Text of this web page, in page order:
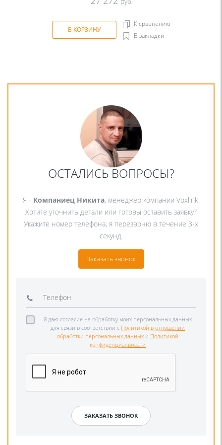
В КОРЗИНУ
К сравнению
В закладки
ОСТАЛИСЬ ВОПРОСЫ?
Я - Компаниец Никита, менеджер компании Voxlink.
Хотите уточнить детали или готовы оставить заявку?
Укажите номер телефона, я перезвоню в течение 3-х
секунд.
Заказать звонок
Я даю согласие на обработку моих персональных данных
для связи в соответствии с Политикой в отношении
обработки персональных данных и Политикой
конфиденциальности